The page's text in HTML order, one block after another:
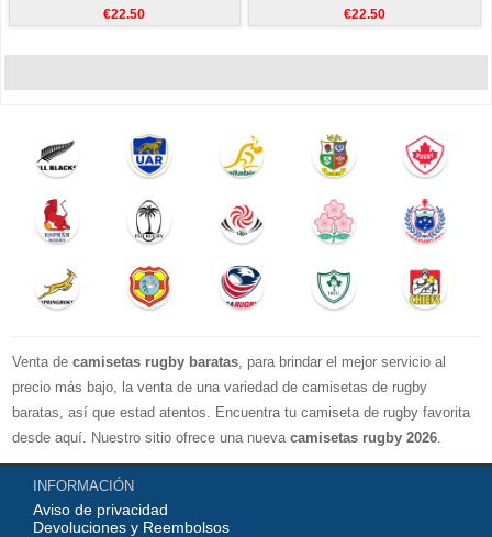
€22.50 €22.50
Venta de camisetas rugby baratas, para brindar el mejor servicio al
precio más bajo, la venta de una variedad de camisetas de rugby
baratas, así que estad atentos. Encuentra tu camiseta de rugby favorita
desde aquí. Nuestro sitio ofrece una nueva camisetas rugby 2026.
Disponible en una variedad de estilos y tamaños ¡Compre camisetas de
rugby baratas en línea!
INFORMACIÓN
Aviso de privacidad
Devoluciones y Reembolsos